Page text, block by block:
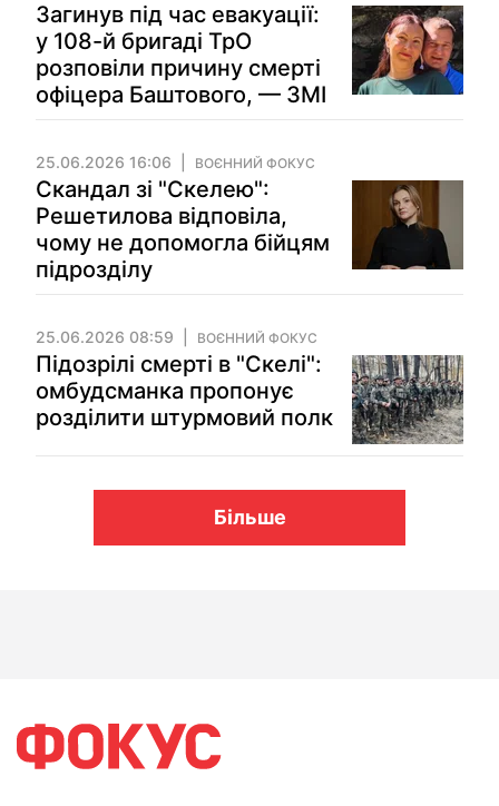
Загинув під час евакуації:
у 108-й бригаді ТрО
розповіли причину смерті
офіцера Баштового, — ЗМІ
25.06.2026 16:06 ВОЄННИЙ ФОКУС
Скандал зі "Скелею":
Решетилова відповіла,
чому не допомогла бійцям
підрозділу
25.06.2026 08:59 ВОЄННИЙ ФОКУС
Підозрілі смерті в "Скелі":
омбудсманка пропонує
розділити штурмовий полк
Більше